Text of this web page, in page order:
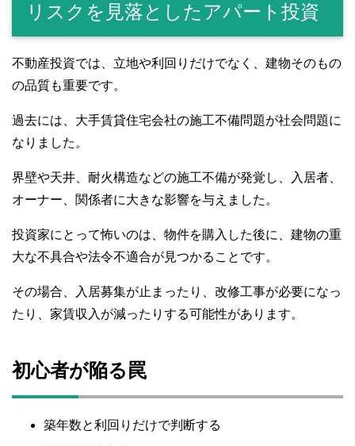
リスクを見落としたアパート投資
不動産投資では、立地や利回りだけでなく、建物そのもの
の品質も重要です。
過去には、大手賃貸住宅会社の施工不備問題が社会問題に
なりました。
界壁や天井、耐火構造などの施工不備が発覚し、入居者、
オーナー、関係者に大きな影響を与えました。
投資家にとって怖いのは、物件を購入した後に、建物の重
大な不具合や法令不適合が見つかることです。
その場合、入居募集が止まったり、改修工事が必要になっ
たり、家賃収入が減ったりする可能性があります。
初心者が陥る罠
築年数と利回りだけで判断する